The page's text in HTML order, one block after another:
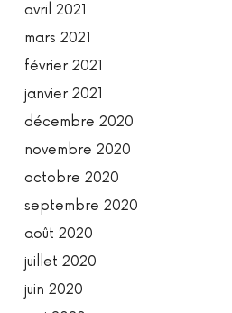
avril 2021
mars 2021
février 2021
janvier 2021
décembre 2020
novembre 2020
octobre 2020
septembre 2020
août 2020
juillet 2020
juin 2020